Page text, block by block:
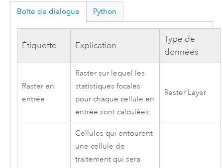
Boîte de dialogue Python
Étiquette Explication
Type de
données
Raster en
entrée
Raster sur lequel les
statistiques focales
pour chaque cellule en
entrée sont calculées.
Raster Layer
Cellules qui entourent
une cellule de
traitement qui sera